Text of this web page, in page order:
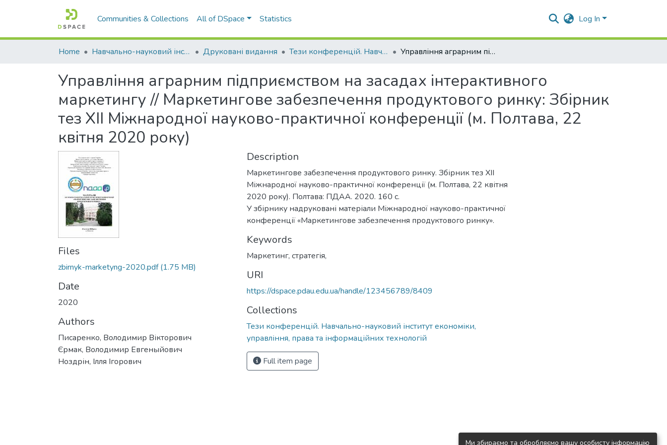
Communities & Collections All of DSpace Statistics Log In
Home Навчально-науковий інститут економіки, управління, права та інформаційних технологій Друковані видання Тези конференцій. Навчально-науковий інститут економіки, управління, права та інформаційних технологій Управління аграрним підприємством на засадах інтерактивного маркетингу // Маркетингове забезпечення продуктового ринку: Збірник тез ХІІ Міжнародної науково-практичної конференції (м. Полтава, 22 квітня 2020 року)
Управління аграрним підприємством на засадах інтерактивного
маркетингу // Маркетингове забезпечення продуктового ринку: Збірник
тез ХІІ Міжнародної науково-практичної конференції (м. Полтава, 22
квітня 2020 року)
Files
zbirnyk-marketyng-2020.pdf(1.75 MB)
Date
2020
Authors
Писаренко, Володимир Вікторович
Єрмак, Володимир Евгеныйович
Ноздрін, Ілля Ігорович
Description
Маркетингове забезпечення продуктового ринку. Збірник тез ХІІ
Міжнародної науково-практичної конференції (м. Полтава, 22 квітня
2020 року). Полтава: ПДАА. 2020. 160 с.
У збірнику надруковані матеріали Міжнародної науково-практичної
конференції «Маркетингове забезпечення продуктового ринку».
Keywords
Маркетинг, стратегія,
URI
https://dspace.pdau.edu.ua/handle/123456789/8409
Collections
Тези конференцій. Навчально-науковий інститут економіки,
управління, права та інформаційних технологій
Full item page
Ми збираємо та обробляємо вашу особисту інформацію